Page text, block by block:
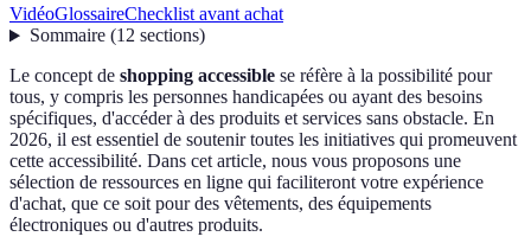
VidéoGlossaireChecklist avant achat
Sommaire(12 sections)
Le concept de shopping accessible se réfère à la possibilité pour
tous, y compris les personnes handicapées ou ayant des besoins
spécifiques, d'accéder à des produits et services sans obstacle. En
2026, il est essentiel de soutenir toutes les initiatives qui promeuvent
cette accessibilité. Dans cet article, nous vous proposons une
sélection de ressources en ligne qui faciliteront votre expérience
d'achat, que ce soit pour des vêtements, des équipements
électroniques ou d'autres produits.